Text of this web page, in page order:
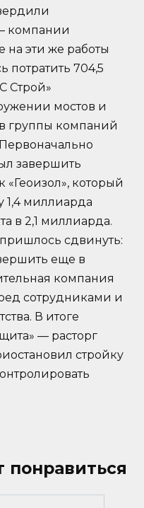
компании
на эти же работы
потратить 704,5
Строй»
мостов и
группы компаний
завершить
который
1,4 миллиарда
в 2,1 миллиарда.
сдвинуть:
еще в
компания
сотрудниками и
В итоге
— расторг
стройку